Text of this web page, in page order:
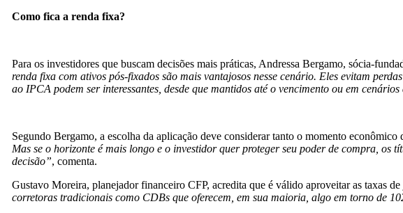
Como fica a renda fixa?
Para os investidores que buscam decisões mais práticas, Andressa Bergamo, sócia-
renda fixa com ativos pós-fixados são mais vantajosos nesse cenário. Eles evitam
ao IPCA podem ser interessantes, desde que mantidos até o vencimento ou em
Segundo Bergamo, a escolha da aplicação deve considerar tanto o momento
Mas se o horizonte é mais longo e o investidor quer proteger seu poder de compra,
decisão”, comenta.
Gustavo Moreira, planejador financeiro CFP, acredita que é válido aproveitar as taxas
corretoras tradicionais como CDBs que oferecem, em sua maioria, algo em torno de